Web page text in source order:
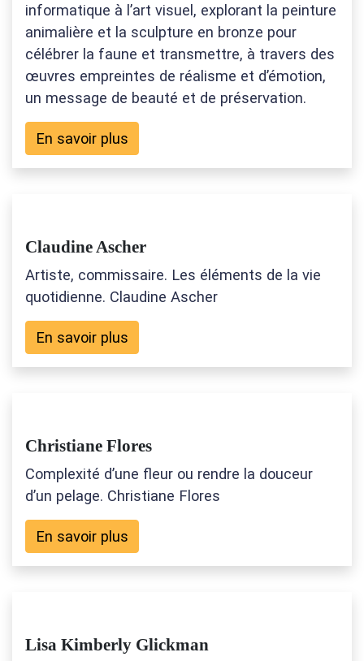
informatique à l’art visuel, explorant la peinture
animalière et la sculpture en bronze pour
célébrer la faune et transmettre, à travers des
œuvres empreintes de réalisme et d’émotion,
un message de beauté et de préservation.
En savoir plus
Claudine Ascher
Artiste, commissaire. Les éléments de la vie
quotidienne. Claudine Ascher
En savoir plus
Christiane Flores
Complexité d’une fleur ou rendre la douceur
d’un pelage. Christiane Flores
En savoir plus
Lisa Kimberly Glickman